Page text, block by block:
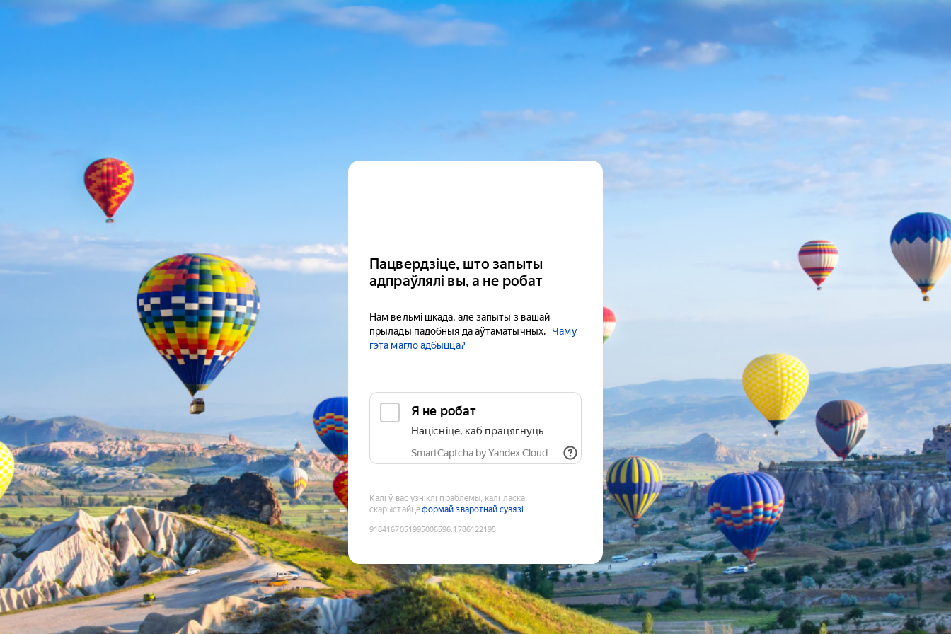
Пацвердзіце, што запыты
адпраўлялі вы, а не робат
Нам вельмі шкада, але запыты з вашай
прылады падобныя да аўтаматычных.
Чаму
гэта магло адбыцца?
Я не робат
Націсніце, каб працягнуць
SmartCaptcha by Yandex Cloud
Калі ў вас узніклі праблемы, калі ласка,
скарыстайцеформай зваротнай сувязі
9184167051995006596:1786122195